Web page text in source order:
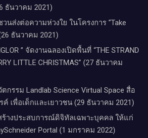
ธันวาคม 2021)
วนส่งต่อความห่วงใย​ ​ในโครงการ “Take
ธันวาคม 2021)
” จัดงานฉลองเปิดพื้นที่ “THE STRAND
LITTLE CHRISTMAS” (27 ธันวาคม
รรม Landlab Science Virtual Space สื่อ
เพื่อเด็กและเยาวชน (29 ธันวาคม 2021)
ร้างประสบการณ์ดิจิทัลเฉพาะบุคคล ให้แก่
Portal (1 มกราคม 2022)